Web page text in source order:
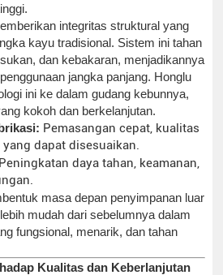
integritas struktural yang
kayu tradisional. Sistem ini tahan
dan kebakaran, menjadikannya
jangka panjang. Honglu
ini ke dalam gudang kebunnya,
kokoh dan berkelanjutan.
Pemasangan cepat, kualitas
dapat disesuaikan.
Peningkatan daya tahan, keamanan,
masa depan penyimpanan luar
mudah dari sebelumnya dalam
fungsional, menarik, dan tahan
Kualitas dan Keberlanjutan